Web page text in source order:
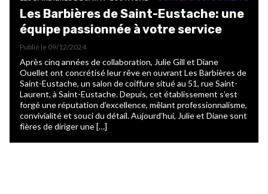
Les Barbières de Saint-Eustache: une
équipe passionnée à votre service
Publié le 09/12/2024
Après cinq années de collaboration, Julie Gill et Diane
Ouellet ont concrétisé leur rêve en ouvrant Les Barbières de
Saint-Eustache, un salon de coiffure situé au 51, rue Saint-
Laurent, à Saint-Eustache. Depuis, cet établissement s’est
forgé une réputation d’excellence, mêlant professionnalisme,
convivialité et souci du détail. Aujourd’hui, Julie et Diane sont
fières de diriger une […]